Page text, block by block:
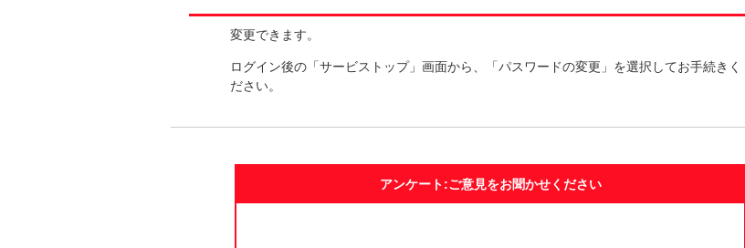
変更できます。
ログイン後の「サービストップ」画面から、「パスワードの変更」を選択してお手続きく
ださい。
アンケート:ご意見をお聞かせください